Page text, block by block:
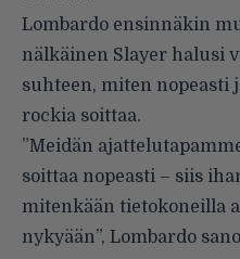
Lombardo ensinnäkin
nälkäinen Slayer halusi
suhteen, miten nopeasti
rockia soittaa.
”Meidän
soittaa nopeasti – siis
mitenkään tietokoneilla
nykyään”, Lombardo